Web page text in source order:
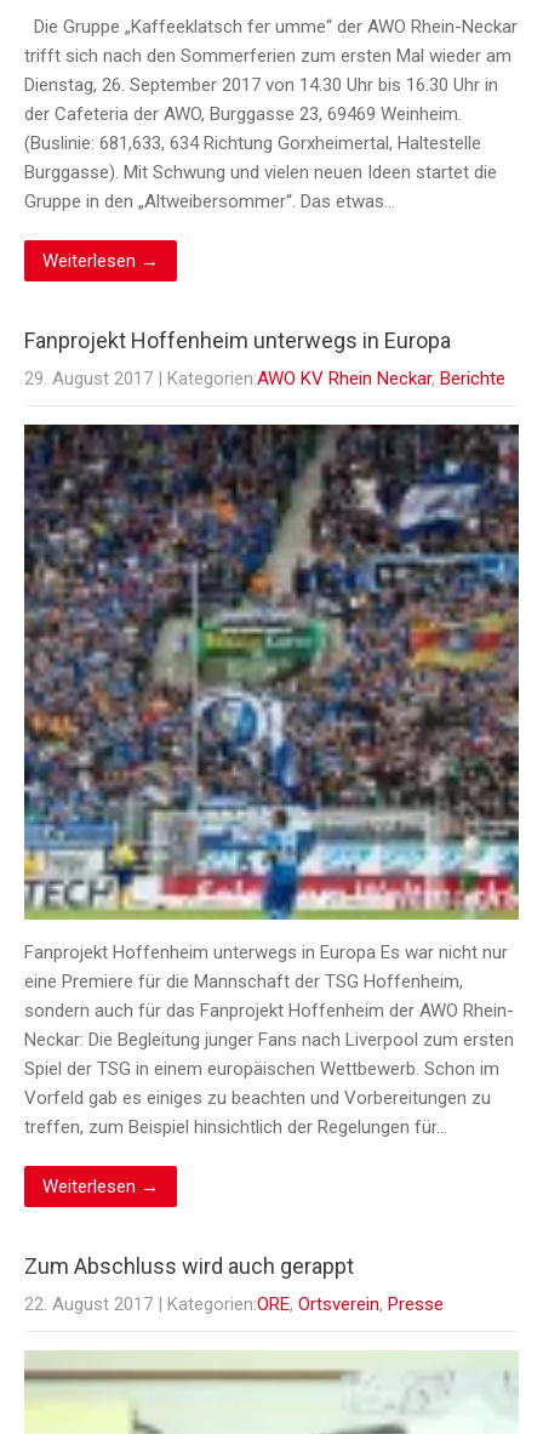
Die Gruppe „Kaffeeklatsch fer umme“ der AWO Rhein-Neckar
trifft sich nach den Sommerferien zum ersten Mal wieder am
Dienstag, 26. September 2017 von 14.30 Uhr bis 16.30 Uhr in
der Cafeteria der AWO, Burggasse 23, 69469 Weinheim.
(Buslinie: 681,633, 634 Richtung Gorxheimertal, Haltestelle
Burggasse). Mit Schwung und vielen neuen Ideen startet die
Gruppe in den „Altweibersommer“. Das etwas…
Weiterlesen →
Fanprojekt Hoffenheim unterwegs in Europa
29. August 2017 | Kategorien:AWO KV Rhein Neckar, Berichte
Fanprojekt Hoffenheim unterwegs in Europa Es war nicht nur
eine Premiere für die Mannschaft der TSG Hoffenheim,
sondern auch für das Fanprojekt Hoffenheim der AWO Rhein-
Neckar: Die Begleitung junger Fans nach Liverpool zum ersten
Spiel der TSG in einem europäischen Wettbewerb. Schon im
Vorfeld gab es einiges zu beachten und Vorbereitungen zu
treffen, zum Beispiel hinsichtlich der Regelungen für…
Weiterlesen →
Zum Abschluss wird auch gerappt
22. August 2017 | Kategorien:ORE, Ortsverein, Presse